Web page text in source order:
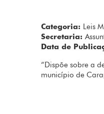
Categoria: Leis
Secretaria:
Data de
“Dispõe sobre a
município de